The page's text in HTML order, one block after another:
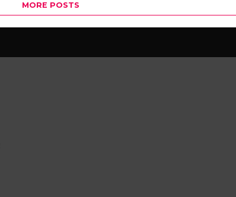
MORE POSTS